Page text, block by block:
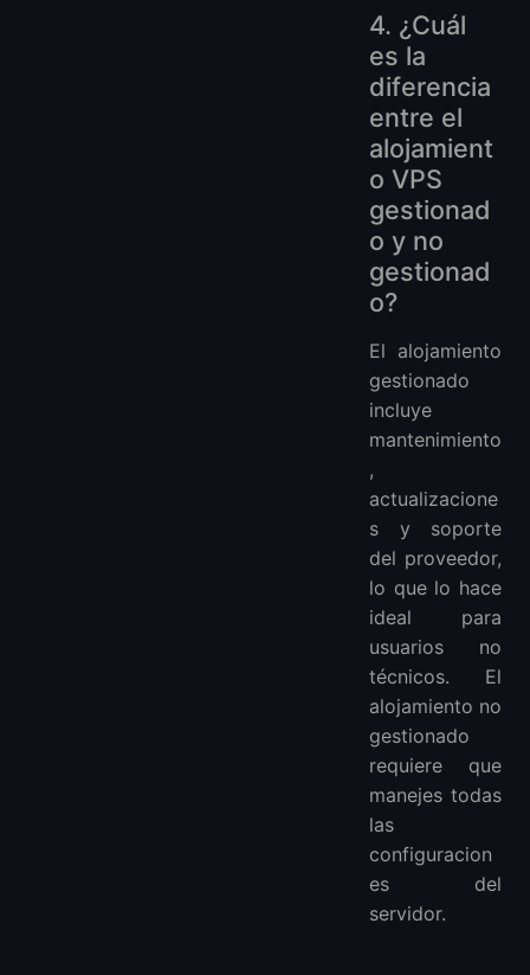
4. ¿Cuál
es la
diferencia
entre el
alojamient
o VPS
gestionad
o y no
gestionad
o?
El alojamiento
gestionado
incluye
mantenimiento
,
actualizacione
s y soporte
del proveedor,
lo que lo hace
ideal para
usuarios no
técnicos. El
alojamiento no
gestionado
requiere que
manejes todas
las
configuracion
es del
servidor.